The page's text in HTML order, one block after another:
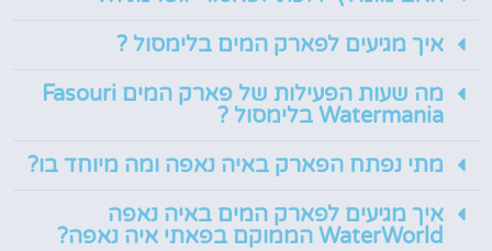
איך מגיעים לפארק המים בלימסול ?
מה שעות הפעילות של פארק המים Fasouri
Watermania בלימסול ?
מתי נפתח הפארק באיה נאפה ומה מיוחד בו?
איך מגיעים לפארק המים באיה נאפה
WaterWorld הממוקם בפאתי איה נאפה?